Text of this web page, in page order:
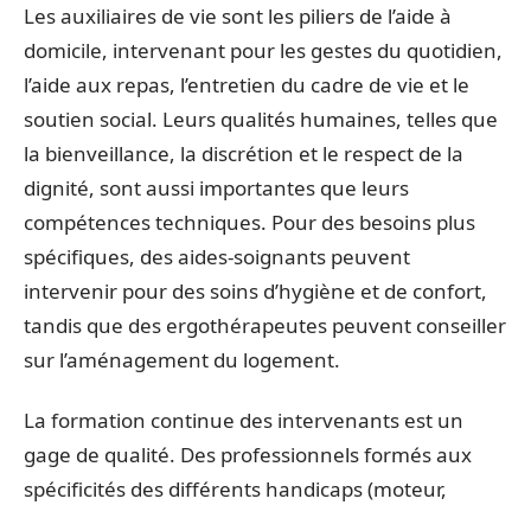
Les auxiliaires de vie sont les piliers de l’aide à
domicile, intervenant pour les gestes du quotidien,
l’aide aux repas, l’entretien du cadre de vie et le
soutien social. Leurs qualités humaines, telles que
la bienveillance, la discrétion et le respect de la
dignité, sont aussi importantes que leurs
compétences techniques. Pour des besoins plus
spécifiques, des aides-soignants peuvent
intervenir pour des soins d’hygiène et de confort,
tandis que des ergothérapeutes peuvent conseiller
sur l’aménagement du logement.
La formation continue des intervenants est un
gage de qualité. Des professionnels formés aux
spécificités des différents handicaps (moteur,